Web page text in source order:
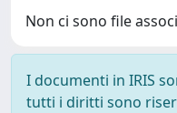
Non ci sono file
I documenti in IRIS
tutti i diritti sono